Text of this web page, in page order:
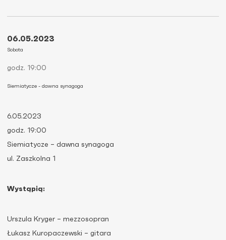
6.05.2023
godz. 19:00
Siemiatycze – dawna synagoga
ul. Zaszkolna 1
Wystąpią:
Urszula Kryger – mezzosopran
Łukasz Kuropaczewski – gitara
06.05.2023
Sobota
godz. 19:00
Siemiatycze - dawna synagoga